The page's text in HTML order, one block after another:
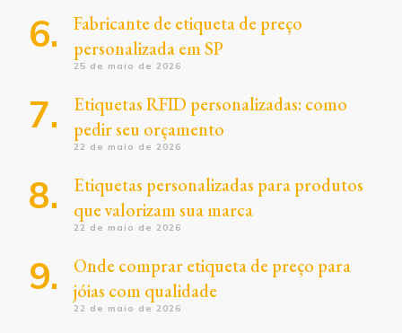
Fabricante de etiqueta de preço
personalizada em SP
25 de maio de 2026
Etiquetas RFID personalizadas: como
pedir seu orçamento
22 de maio de 2026
Etiquetas personalizadas para produtos
que valorizam sua marca
22 de maio de 2026
Onde comprar etiqueta de preço para
jóias com qualidade
22 de maio de 2026